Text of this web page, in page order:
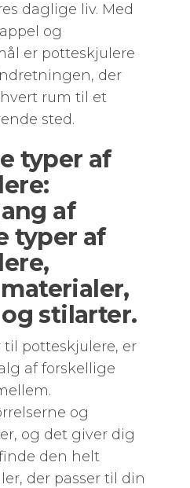
daglige liv. Med
og
er potteskjulere
der
rum til et
sted.
typer af
af
typer af
stilarter.
potteskjulere, er
af forskellige
og
og det giver dig
den helt
der passer til din